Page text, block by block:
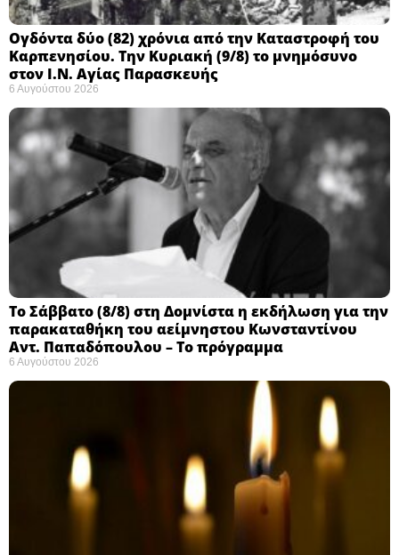
Ογδόντα δύο (82) χρόνια από την Καταστροφή του
Καρπενησίου. Την Κυριακή (9/8) το μνημόσυνο
στον Ι.Ν. Αγίας Παρασκευής
6 Αυγούστου 2026
Το Σάββατο (8/8) στη Δομνίστα η εκδήλωση για την
παρακαταθήκη του αείμνηστου Κωνσταντίνου
Αντ. Παπαδόπουλου – Το πρόγραμμα
6 Αυγούστου 2026